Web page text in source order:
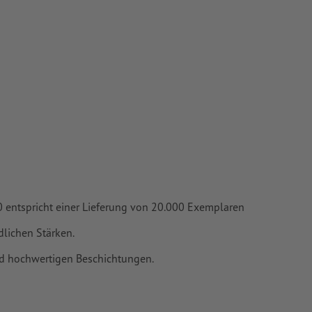
mind. 4
entspricht einer Lieferung von 20.000 Exemplaren
Stärken.
hochwertigen Beschichtungen.